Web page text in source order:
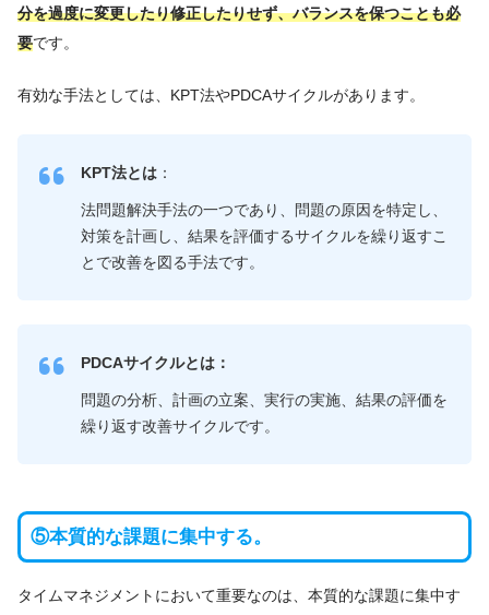
分を過度に変更したり修正したりせず、バランスを保つことも必
要です。
有効な手法としては、KPT法やPDCAサイクルがあります。
KPT法とは ：
法問題解決手法の一つであり、問題の原因を特定し、
対策を計画し、結果を評価するサイクルを繰り返すこ
とで改善を図る手法です。
PDCAサイクルとは：
問題の分析、計画の立案、実行の実施、結果の評価を
繰り返す改善サイクルです。
⑤本質的な課題に集中する。
タイムマネジメントにおいて重要なのは、本質的な課題に集中す